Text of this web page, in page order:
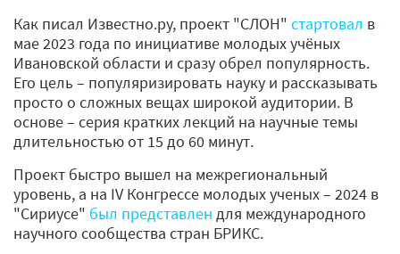
Как писал Известно.ру, проект "СЛОН" стартовал в
мае 2023 года по инициативе молодых учёных
Ивановской области и сразу обрел популярность.
Его цель – популяризировать науку и рассказывать
просто о сложных вещах широкой аудитории. В
основе – серия кратких лекций на научные темы
длительностью от 15 до 60 минут.
Проект быстро вышел на межрегиональный
уровень, а на IV Конгрессе молодых ученых – 2024 в
"Сириусе" был представлен для международного
научного сообщества стран БРИКС.